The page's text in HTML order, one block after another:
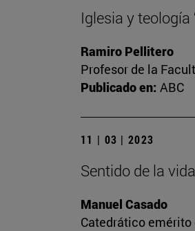
Iglesia y teología
Ramiro Pellitero
Profesor de la
Publicado en: ABC
11 | 03 | 2023
Sentido de la
Manuel Casado
Catedrático